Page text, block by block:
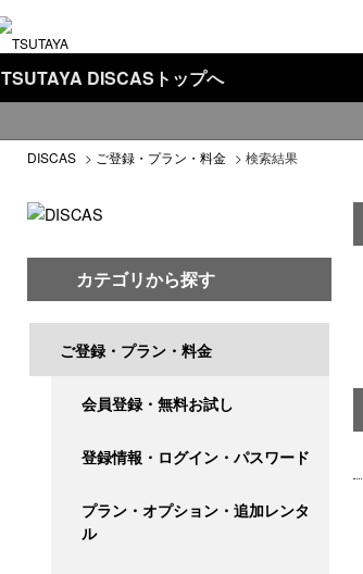
TSUTAYA DISCASトップへ
DISCAS > ご登録・プラン・料金 > 検索結果
カテゴリから探す
ご登録・プラン・料金
会員登録・無料お試し
登録情報・ログイン・パスワード
プラン・オプション・追加レンタ
ル